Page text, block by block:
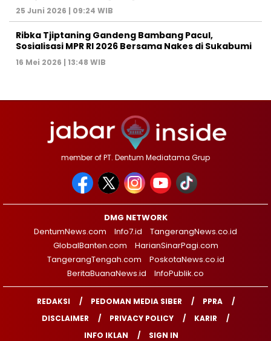
25 Juni 2026 | 09:24 WIB
Ribka Tjiptaning Gandeng Bambang Pacul,
Sosialisasi MPR RI 2026 Bersama Nakes di Sukabumi
16 Mei 2026 | 13:48 WIB
member of PT. Dentum Mediatama Grup
DMG NETWORK
DentumNews.com
Info7.id
TangerangNews.co.id
GlobalBanten.com
HarianSinarPagi.com
TangerangTengah.com
PoskotaNews.co.id
BeritaBuanaNews.id
InfoPublik.co
REDAKSI PEDOMAN MEDIA SIBER
PPRA
DISCLAIMER
PRIVACY POLICY
KARIR
INFO IKLAN
SIGN IN